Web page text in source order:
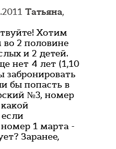
Татьяна,
Хотим
2 половине
и 2 детей.
нет 4 лет (1,10
бы попасть в
№3, номер
1 марта -
Заранее,